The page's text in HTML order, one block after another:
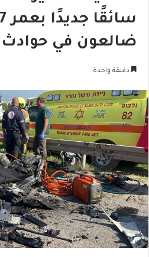
ضالعون في
دقيقة واحدة